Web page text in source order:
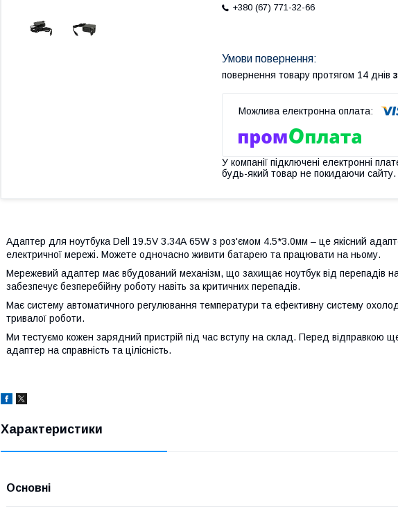
+380 (67) 771-32-66
повернення товару протягом 14 днів
У компанії підключені електронні
будь-який товар не покидаючи сайту.
Адаптер для ноутбука Dell 19.5V 3.34A 65W з роз'ємом 4.5*3.0мм – це якісний
електричної мережі. Можете одночасно живити батарею та працювати на ньому.
Мережевий адаптер має вбудований механізм, що захищає ноутбук від перепадів
забезпечує безперебійну роботу навіть за критичних перепадів.
Має систему автоматичного регулювання температури та ефективну систему
тривалої роботи.
Ми тестуємо кожен зарядний пристрій під час вступу на склад. Перед відправкою
адаптер на справність та цілісність.
Характеристики
Основні